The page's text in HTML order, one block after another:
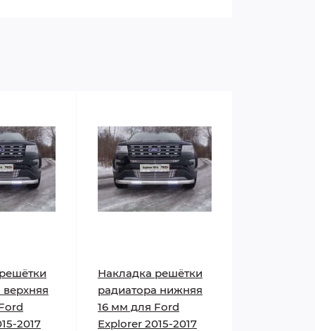
2017
Накладка решётки
радиатора нижняя
16 мм для Ford
Explorer 2015-2017